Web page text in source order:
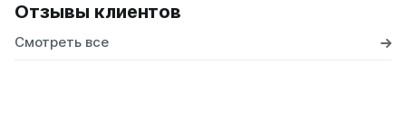
Отзывы клиентов
Смотреть все